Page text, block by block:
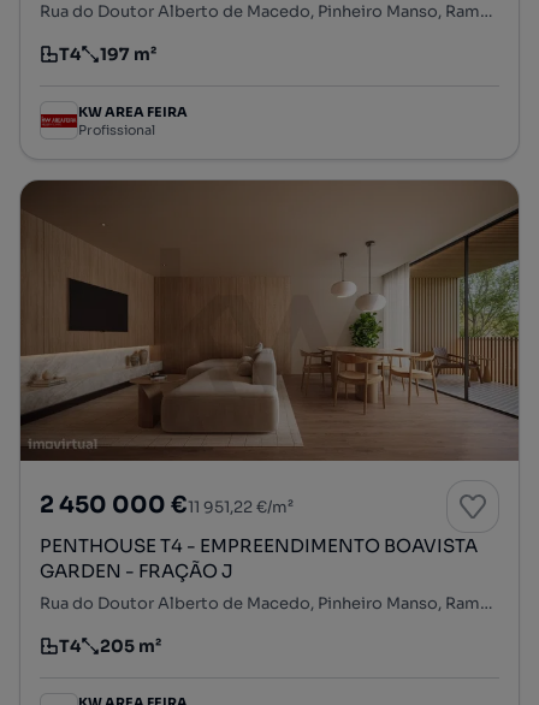
Rua do Doutor Alberto de Macedo, Pinheiro Manso, Ramalde, Porto, Porto
Tipologia
T4
Preço por metro quadrado
197 m²
KW AREA FEIRA
Profissional
2 450 000 €11 951,22 €/m²
PENTHOUSE T4 - EMPREENDIMENTO BOAVISTA
GARDEN - FRAÇÃO J
Rua do Doutor Alberto de Macedo, Pinheiro Manso, Ramalde, Porto, Porto
Tipologia
T4
Preço por metro quadrado
205 m²